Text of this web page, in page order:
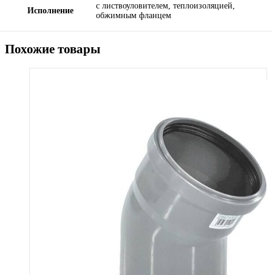
Исполнение
с листвоуловителем, теплоизоляцией,
обжимным фланцем
Похожие товары